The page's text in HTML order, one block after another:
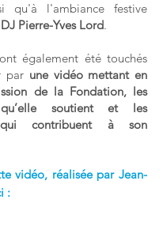
qu'à l'ambiance festive
DJ Pierre-Yves Lord.
également été touchés
par une vidéo mettant en
de la Fondation, les
qu’elle soutient et les
qui contribuent à son
vidéo, réalisée par Jean-
: